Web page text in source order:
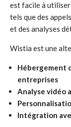
est facile à
tels que des
et des analyses
Wistia est une
Hébergement
entreprises
Analyse vidéo
Intégration